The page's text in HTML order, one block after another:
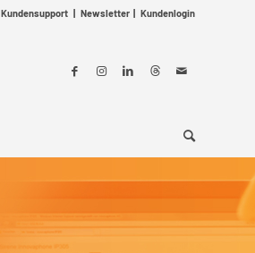
Kundensupport | Newsletter | Kundenlogin